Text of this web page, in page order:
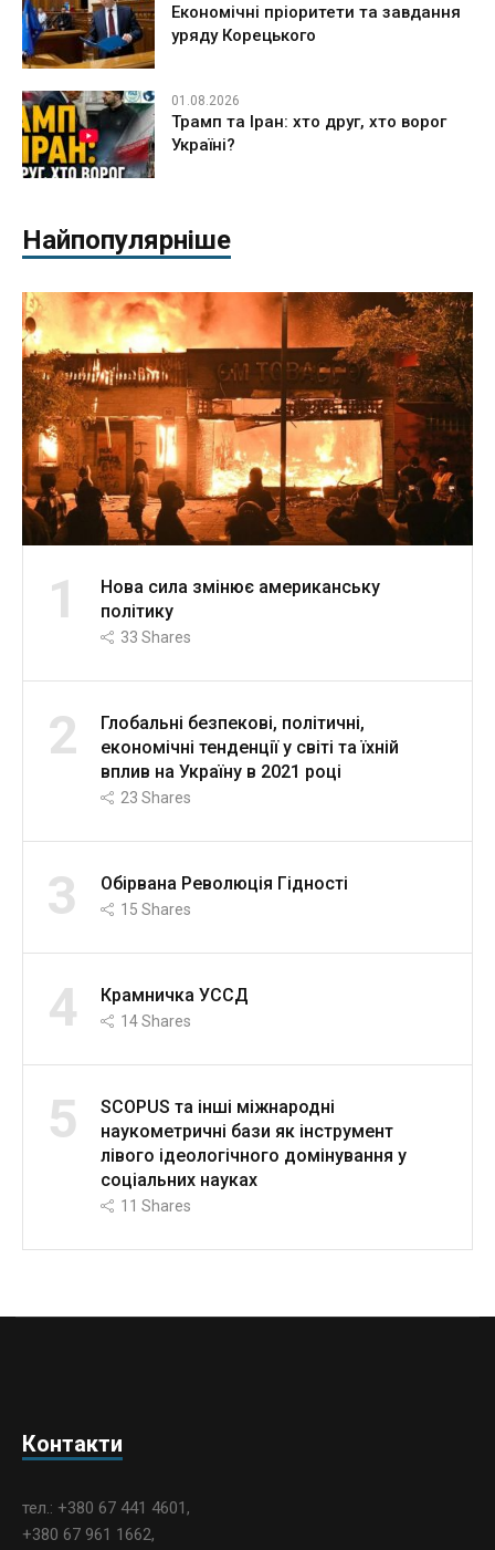
Економічні пріоритети та завдання
уряду Корецького
01.08.2026
Трамп та Іран: хто друг, хто ворог
Україні?
Найпопулярніше
1
Нова сила змінює американську
політику
33 Shares
2
Глобальні безпекові, політичні,
економічні тенденції у світі та їхній
вплив на Україну в 2021 році
23 Shares
3 Обірвана Революція Гідності
15 Shares
4 Крамничка УССД
14Shares
5
SCOPUS та інші міжнародні
наукометричні бази як інструмент
лівого ідеологічного домінування у
соціальних науках
11 Shares
Контакти
тел.: +380 67 441 4601,
+380 67 961 1662,